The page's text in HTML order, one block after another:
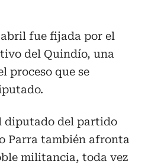
abril fue fijada por el
del Quindío, una
proceso que se
diputado del partido
Parra también afronta
militancia, toda vez